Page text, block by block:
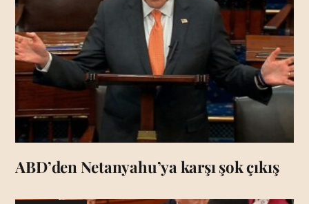
ABD’den Netanyahu’ya karşı şok çıkış